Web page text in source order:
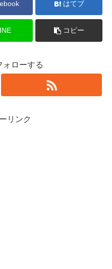
はてブ
コピー
ォローする
リンク